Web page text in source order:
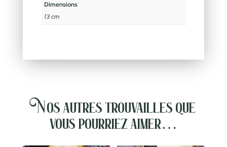
Dimensions
13 cm
Nos autres trouvailles que
vous pourriez aimer…